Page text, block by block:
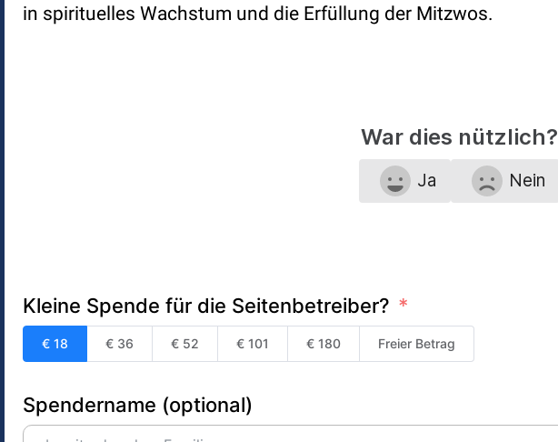
in spirituelles Wachstum und die Erfüllung der Mitzwos.
War dies nützlich?
Ja Nein
Kleine Spende für die Seitenbetreiber?
€ 18 € 36 € 52 € 101 € 180 Freier Betrag
Spendername (optional)